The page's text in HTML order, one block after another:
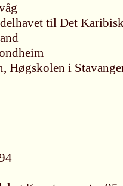
til Det
Høgskolen i